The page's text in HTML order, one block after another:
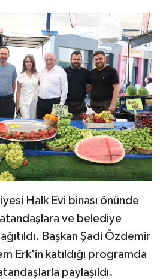
Halk Evi binası önünde
ve belediye
Başkan Şadi Özdemir
Erk'in katıldığı programda
paylaşıldı.